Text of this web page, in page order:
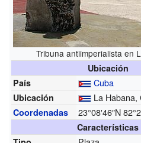
Tribuna antiimperialista en
Ubicación
País
Cuba
Ubicación La Habana,
Coordenadas 23°08′46″N
Características